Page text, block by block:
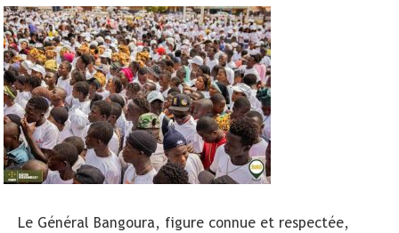
Le Général Bangoura, figure connue et respectée,